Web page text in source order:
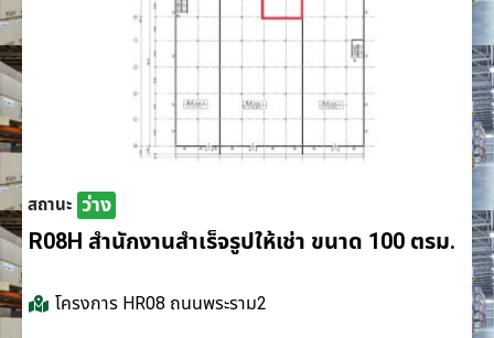
สถานะ ว่าง
R08H สำนักงานสำเร็จรูปให้เช่า ขนาด 100 ตรม.
โครงการ HR08 ถนนพระราม2